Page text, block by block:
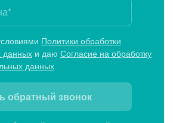
Политики обработки
данных и даю Согласие на обработку
данных
обратный звонок